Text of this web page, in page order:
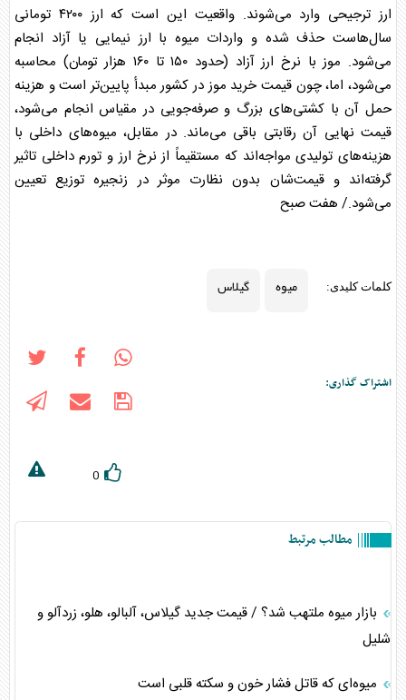
ارز ترجیحی وارد می‌شوند. واقعیت این است که ارز ۴۲۰۰ تومانی
سال‌هاست حذف شده و واردات میوه با ارز نیمایی یا آزاد انجام
می‌شود. موز با نرخ ارز آزاد (حدود ۱۵۰ تا ۱۶۰ هزار تومان) محاسبه
می‌شود، اما، چون قیمت خرید موز در کشور مبدأ پایین‌تر است و هزینه
حمل آن با کشتی‌های بزرگ و صرفه‌جویی در مقیاس انجام می‌شود،
قیمت نهایی آن رقابتی باقی می‌ماند. در مقابل، میوه‌های داخلی با
هزینه‌های تولیدی مواجه‌اند که مستقیماً از نرخ ارز و تورم داخلی تاثیر
گرفته‌اند و قیمت‌شان بدون نظارت موثر در زنجیره توزیع تعیین
می‌شود./ هفت صبح
کلمات کلیدی: میوه گیلاس
اشتراک گذاری:
0
مطالب مرتبط
بازار میوه ملتهب شد؟ / قیمت جدید گیلاس، آلبالو، هلو، زردآلو و
شلیل
میوه‌ای که قاتل فشار خون و سکته قلبی است